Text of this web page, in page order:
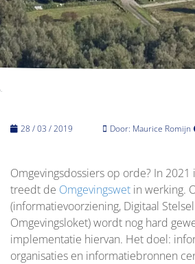
28 / 03 / 2019 Door: Maurice Romijn
Omgevingsdossiers op orde? In 2021
treedt de Omgevingswet in werking.
(informatievoorziening, Digitaal
Omgevingsloket) wordt nog hard
implementatie hiervan. Het doel:
organisaties en informatiebronnen